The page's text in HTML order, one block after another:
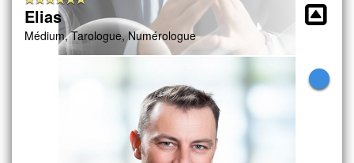
Elias
Médium, Tarologue, Numérologue